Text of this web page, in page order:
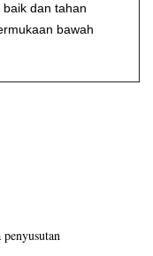
dan tahan
bawah